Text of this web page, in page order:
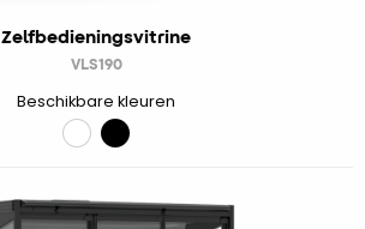
Zelfbedieningsvitrine
VLS190
Beschikbare kleuren